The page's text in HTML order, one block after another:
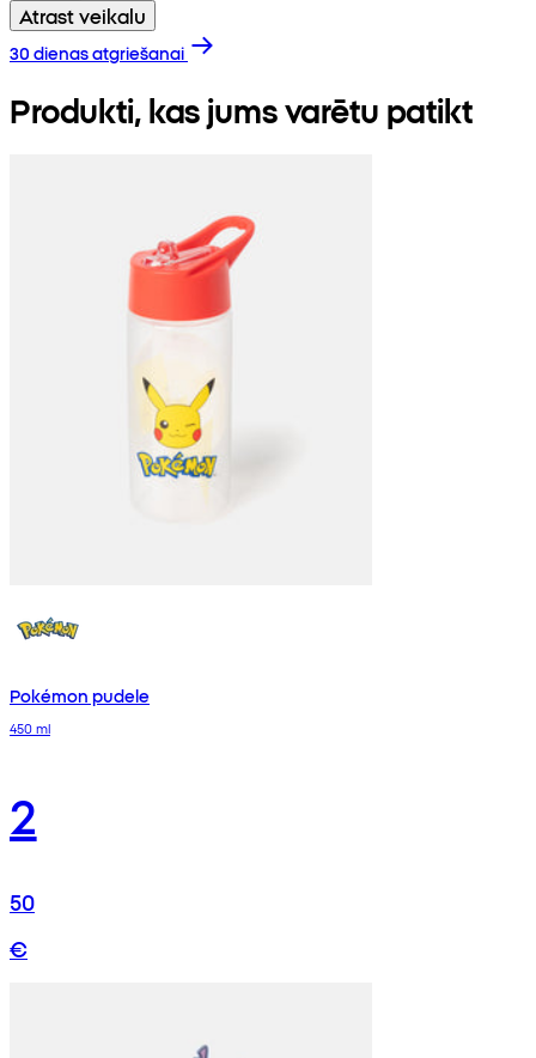
Atrast veikalu
30 dienas atgriešanai
Produkti, kas jums varētu patikt
Pokémon pudele
450 ml
2
50
€